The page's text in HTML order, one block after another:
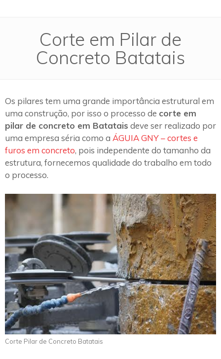
Corte em Pilar de
Concreto Batatais
Os pilares tem uma grande importância estrutural em
uma construção, por isso o processo de corte em
pilar de concreto em Batatais deve ser realizado por
uma empresa séria como a ÁGUIA GNY – cortes e
furos em concreto, pois independente do tamanho da
estrutura, fornecemos qualidade do trabalho em todo
o processo.
Corte Pilar de Concreto Batatais